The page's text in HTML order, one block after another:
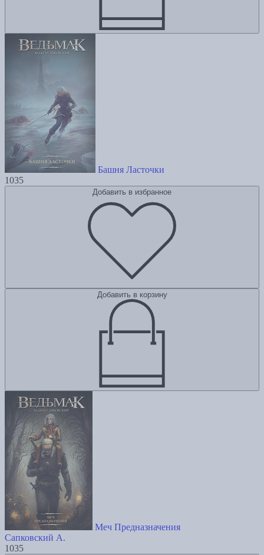
Башня Ласточки
1035
Добавить в избранное
Добавить в корзину
Меч Предназначения
Сапковский А.
1035